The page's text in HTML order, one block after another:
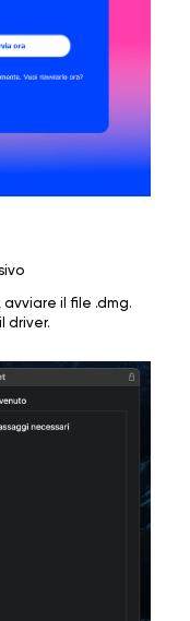
il file .dmg.
driver.